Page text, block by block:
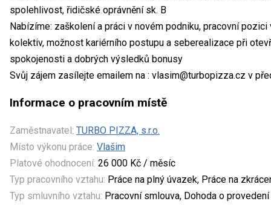
spolehlivost, řidičské oprávnění sk. B
Nabízíme: zaškolení a práci v novém podniku, pracovní
kolektiv, možnost kariérního postupu a seberealizace při
spokojenosti a dobrých výsledků bonusy
Svůj zájem zasílejte emailem na : vlasim@turbopizza.cz v
Informace o pracovním místě
Zaměstnavatel: TURBO PIZZA, s.r.o.
Místo výkonu práce: Vlašim
Platové ohodnocení: 26 000 Kč / měsíc
Typ pracovního vztahu: Práce na plný úvazek, Práce na
Typ smluvního vztahu: Pracovní smlouva, Dohoda o